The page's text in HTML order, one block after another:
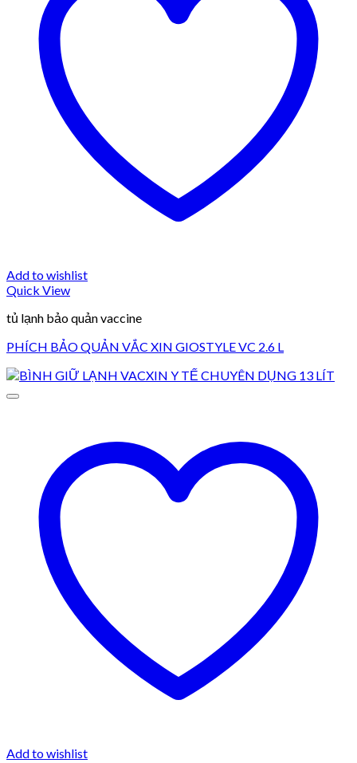
Add to wishlist
Quick View
tủ lạnh bảo quản vaccine
PHÍCH BẢO QUẢN VẮC XIN GIOSTYLE VC 2.6 L
Add to wishlist